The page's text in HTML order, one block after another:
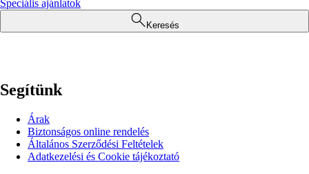
Speciális ajánlatok
Keresés
Segítünk
Árak
Biztonságos online rendelés
Általános Szerződési Feltételek
Adatkezelési és Cookie tájékoztató